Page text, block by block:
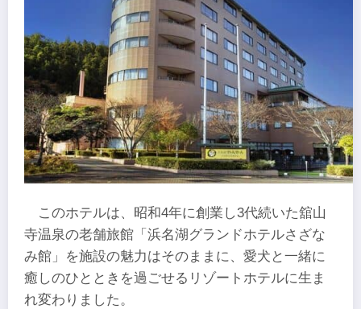
このホテルは、昭和4年に創業し3代続いた舘山
寺温泉の老舗旅館「浜名湖グランドホテルさざな
み館」を施設の魅力はそのままに、愛犬と一緒に
癒しのひとときを過ごせるリゾートホテルに生ま
れ変わりました。